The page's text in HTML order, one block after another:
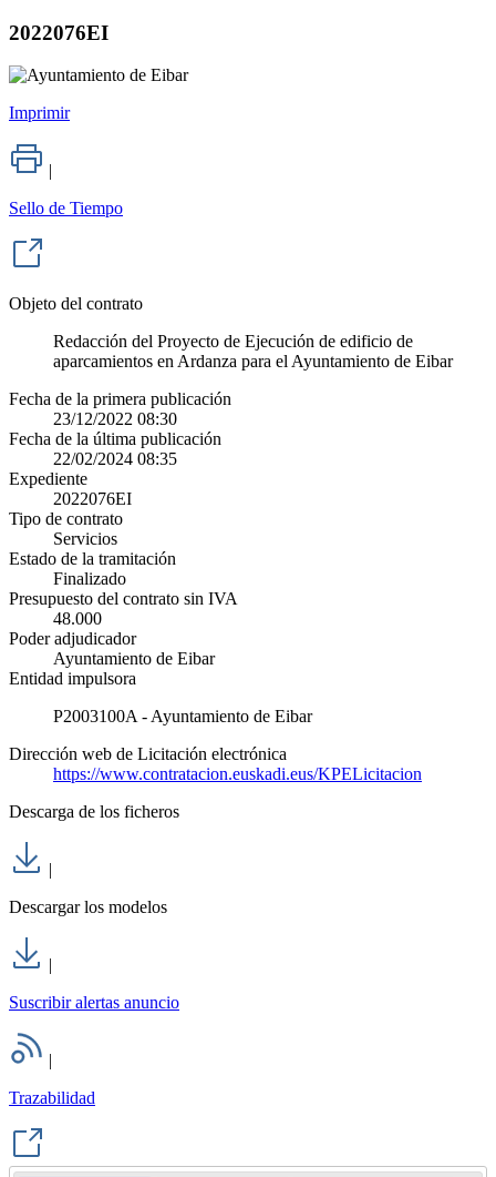
2022076EI
Imprimir
|
Sello de Tiempo
Objeto del contrato
Redacción del Proyecto de Ejecución de edificio de
aparcamientos en Ardanza para el Ayuntamiento de Eibar
Fecha de la primera publicación
23/12/2022 08:30
Fecha de la última publicación
22/02/2024 08:35
Expediente
2022076EI
Tipo de contrato
Servicios
Estado de la tramitación
Finalizado
Presupuesto del contrato sin IVA
48.000
Poder adjudicador
Ayuntamiento de Eibar
Entidad impulsora
P2003100A - Ayuntamiento de Eibar
Dirección web de Licitación electrónica
https://www.contratacion.euskadi.eus/KPELicitacion
Descarga de los ficheros
|
Descargar los modelos
|
Suscribir alertas anuncio
|
Trazabilidad